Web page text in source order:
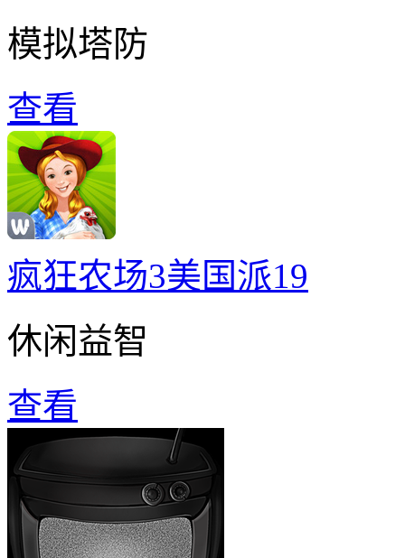
模拟塔防
查看
疯狂农场3美国派19
休闲益智
查看